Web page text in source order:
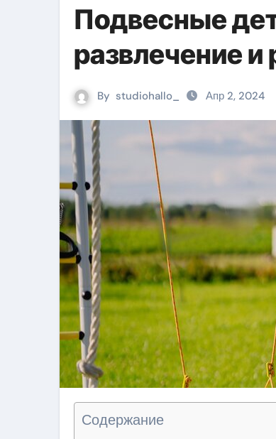
Подвесные
развлечение и
By studiohallo_ Апр 2, 2024
Содержание